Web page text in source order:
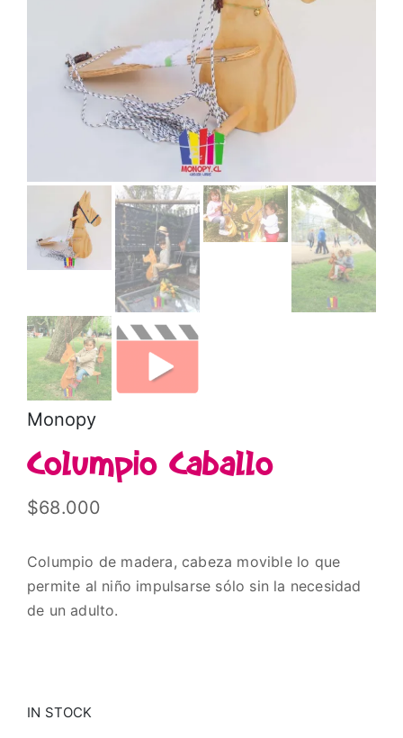
Monopy
Columpio Caballo
$68.000
Columpio de madera, cabeza movible lo que
permite al niño impulsarse sólo sin la necesidad
de un adulto.
IN STOCK